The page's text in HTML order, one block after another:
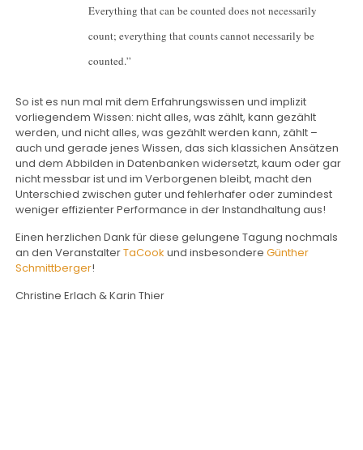
Everything that can be counted does not necessarily
count; everything that counts cannot necessarily be
counted.”
So ist es nun mal mit dem Erfahrungswissen und implizit
vorliegendem Wissen: nicht alles, was zählt, kann gezählt
werden, und nicht alles, was gezählt werden kann, zählt –
auch und gerade jenes Wissen, das sich klassichen Ansätzen
und dem Abbilden in Datenbanken widersetzt, kaum oder gar
nicht messbar ist und im Verborgenen bleibt, macht den
Unterschied zwischen guter und fehlerhafer oder zumindest
weniger effizienter Performance in der Instandhaltung aus!
Einen herzlichen Dank für diese gelungene Tagung nochmals
an den VeranstalterTaCook und insbesondereGünther
Schmittberger!
Christine Erlach & Karin Thier